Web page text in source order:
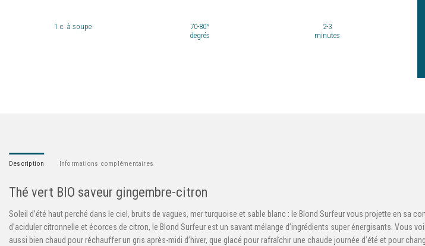
1 c. à soupe
70-80°
degrés
2-3
minutes
Description Informations complémentaires
Thé vert BIO saveur gingembre-citron
Soleil d’été haut perché dans le ciel, bruits de vagues, mer turquoise et sable blanc : le Blond Surfeur vous projette en sa
d’aciduler citronnelle et écorces de citron, le Blond Surfeur est un savant mélange d’ingrédients super énergisants.​ Vous
aussi bien chaud pour réchauffer un gris après-midi d’hiver, que glacé pour rafraîchir une chaude journée d’été et pour